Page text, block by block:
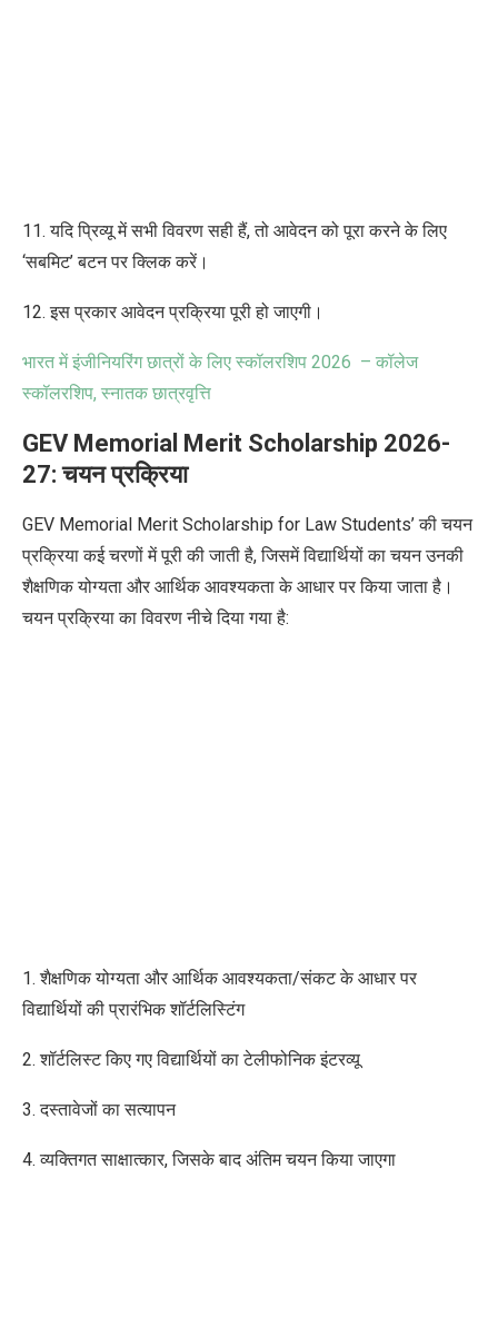
11. यदि प्रिव्यू में सभी विवरण सही हैं, तो आवेदन को पूरा करने के लिए
‘सबमिट’ बटन पर क्लिक करें।
12. इस प्रकार आवेदन प्रक्रिया पूरी हो जाएगी।
भारत में इंजीनियरिंग छात्रों के लिए स्कॉलरशिप 2026 – कॉलेज
स्कॉलरशिप, स्नातक छात्रवृत्ति
GEV Memorial Merit Scholarship 2026-
27: चयन प्रक्रिया
GEV Memorial Merit Scholarship for Law Students’ की चयन
प्रक्रिया कई चरणों में पूरी की जाती है, जिसमें विद्यार्थियों का चयन उनकी
शैक्षणिक योग्यता और आर्थिक आवश्यकता के आधार पर किया जाता है।
चयन प्रक्रिया का विवरण नीचे दिया गया है:
1. शैक्षणिक योग्यता और आर्थिक आवश्यकता/संकट के आधार पर
विद्यार्थियों की प्रारंभिक शॉर्टलिस्टिंग
2. शॉर्टलिस्ट किए गए विद्यार्थियों का टेलीफोनिक इंटरव्यू
3. दस्तावेजों का सत्यापन
4. व्यक्तिगत साक्षात्कार, जिसके बाद अंतिम चयन किया जाएगा